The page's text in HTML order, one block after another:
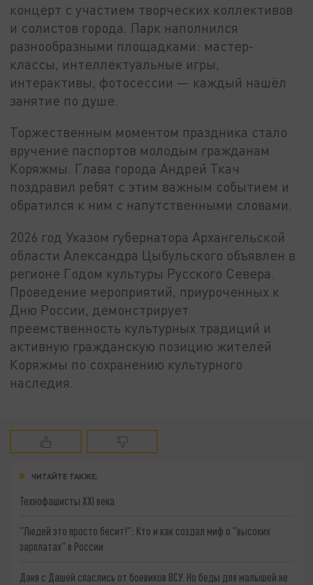
концерт с участием творческих коллективов
и солистов города. Парк наполнился
разнообразными площадками: мастер-
классы, интеллектуальные игры,
интерактивы, фотосессии — каждый нашёл
занятие по душе.
Торжественным моментом праздника стало
вручение паспортов молодым гражданам
Коряжмы. Глава города Андрей Ткач
поздравил ребят с этим важным событием и
обратился к ним с напутственными словами.
2026 год Указом губернатора Архангельской
области Александра Цыбульского объявлен в
регионе Годом культуры Русского Севера.
Проведение мероприятий, приуроченных к
Дню России, демонстрирует
преемственность культурных традиций и
активную гражданскую позицию жителей
Коряжмы по сохранению культурного
наследия.
ЧИТАЙТЕ ТАКЖЕ:
Технофашисты XXI века
"Людей это просто бесит!": Кто и как создал миф о "высоких
зарплатах" в России
Даня с Дашей спаслись от боевиков ВСУ. Но беды для малышей не